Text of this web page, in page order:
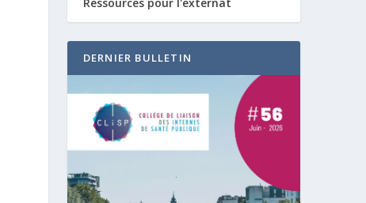
Ressources pour l'externat
DERNIER BULLETIN